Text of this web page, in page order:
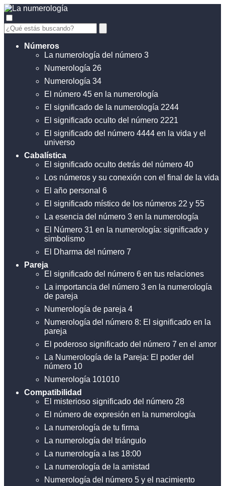
Números
La numerología del número 3
Numerología 26
Numerología 34
El número 45 en la numerología
El significado de la numerología 2244
El significado oculto del número 2221
El significado del número 4444 en la vida y el
universo
Cabalística
El significado oculto detrás del número 40
Los números y su conexión con el final de la vida
El año personal 6
El significado místico de los números 22 y 55
La esencia del número 3 en la numerología
El Número 31 en la numerología: significado y
simbolismo
El Dharma del número 7
Pareja
El significado del número 6 en tus relaciones
La importancia del número 3 en la numerología
de pareja
Numerología de pareja 4
Numerología del número 8: El significado en la
pareja
El poderoso significado del número 7 en el amor
La Numerología de la Pareja: El poder del
número 10
Numerología 101010
Compatibilidad
El misterioso significado del número 28
El número de expresión en la numerología
La numerología de tu firma
La numerología del triángulo
La numerología a las 18:00
La numerología de la amistad
Numerología del número 5 y el nacimiento